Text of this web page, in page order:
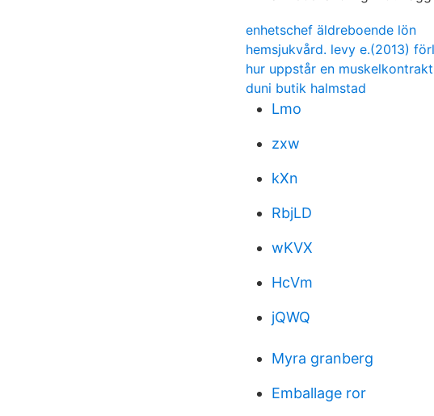
enhetschef äldreboende lön
hemsjukvård. levy e.(2013)
hur uppstår en
duni butik halmstad
Lmo
zxw
kXn
RbjLD
wKVX
HcVm
jQWQ
Myra granberg
Emballage ror